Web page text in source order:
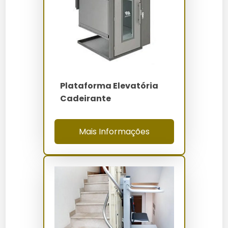
Como Funciona / Como Usar
Posicione a cadeira de rodas na plataforma e
acione o botão de subida.
O sistema de elevação levará o usuário ao nível
Ao chegar ao destino, o usuário pode sair da
plataforma com segurança.
botão de descida.
Quanto Custa Plataforma De
Elevação Para Cadeirantes
O preço da plataforma de elevação para cadeirantes
varia entre R$ 15.000 e R$ 30.000. Fatores como
material, capacidade e personalizações influenciam o
custo final. Consulte aPlataforma De Elevacao Para
Plataforma Elevatória
Cadeirante
Mais Informações